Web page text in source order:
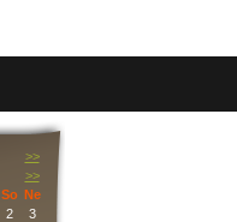
>>
>>
So Ne
2
3